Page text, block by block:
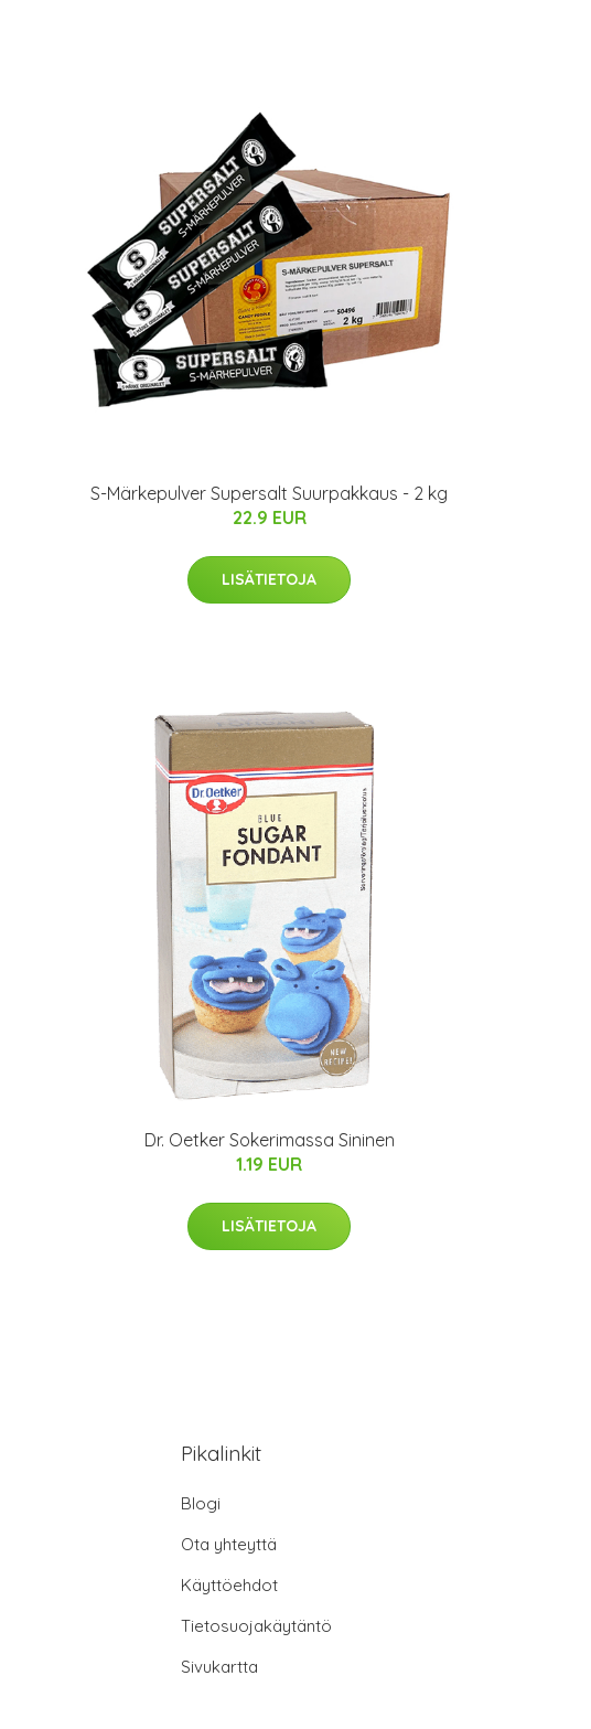
S-Märkepulver Supersalt Suurpakkaus - 2 kg
22.9 EUR
LISÄTIETOJA
Dr. Oetker Sokerimassa Sininen
1.19 EUR
LISÄTIETOJA
Pikalinkit
Blogi
Ota yhteyttä
Käyttöehdot
Tietosuojakäytäntö
Sivukartta